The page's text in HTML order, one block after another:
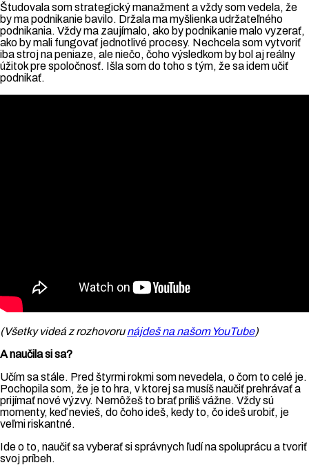
Študovala som strategický manažment a vždy som vedela, že
by ma podnikanie bavilo. Držala ma myšlienka udržateľného
podnikania. Vždy ma zaujímalo, ako by podnikanie malo vyzerať,
ako by mali fungovať jednotlivé procesy. Nechcela som vytvoriť
iba stroj na peniaze, ale niečo, čoho výsledkom by bol aj reálny
úžitok pre spoločnosť. Išla som do toho s tým, že sa idem učiť
podnikať.
(Všetky videá z rozhovorunájdeš na našom YouTube)
A naučila si sa?
Učím sa stále. Pred štyrmi rokmi som nevedela, o čom to celé je.
Pochopila som, že je to hra, v ktorej sa musíš naučiť prehrávať a
prijímať nové výzvy. Nemôžeš to brať príliš vážne. Vždy sú
momenty, keď nevieš, do čoho ideš, kedy to, čo ideš urobiť, je
veľmi riskantné.
Ide o to, naučiť sa vyberať si správnych ľudí na spoluprácu a tvoriť
svoj príbeh.